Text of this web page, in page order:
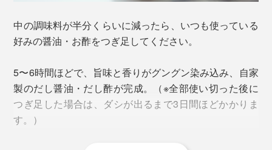
ってくれるという、まさに“ごちそう調味料”です。
さらに、厳選した国産かつお節も、絶妙な割合でブレン
中の調味料が半分くらいに減ったら、いつも使っている
好みの醤油・お酢をつぎ足してください。
5〜6時間ほどで、旨味と香りがグングン染み込み、自家
製のだし醤油・だし酢が完成。（※全部使い切った後に
つぎ足した場合は、ダシが出るまで3日間ほどかかりま
す。）